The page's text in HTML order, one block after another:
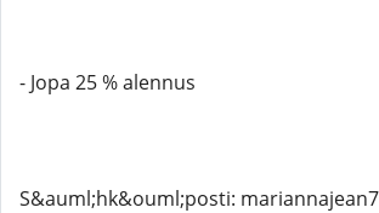
- Jopa 25 % alennus
S&auml;hk&ouml;posti: